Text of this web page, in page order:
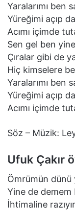
Yaralarımı ben
Yüreğimi açıp
Acımı içimde
Sen gel ben
Çıralar gibi de
Hiç kimselere
Yaralarımı ben
Yüreğimi açıp
Acımı içimde
Söz – Müzik:
Ufuk Çakır
Ömrümün dünü
Yine de demem
İhtimaline